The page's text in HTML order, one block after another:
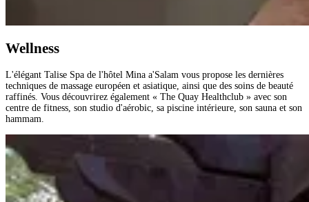
Wellness
L'élégant Talise Spa de l'hôtel Mina a'Salam vous propose les dernières
techniques de massage européen et asiatique, ainsi que des soins de beauté
raffinés. Vous découvrirez également « The Quay Healthclub » avec son
centre de fitness, son studio d'aérobic, sa piscine intérieure, son sauna et son
hammam.